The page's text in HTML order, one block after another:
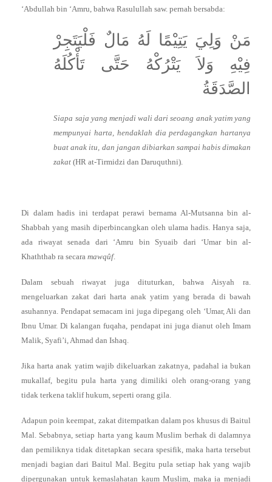
‘Abdullah bin ‘Amru, bahwa Rasulullah saw. pernah bersabda:
مَنْ وَلِيَ يَتِيْمًا لَهُ مَالٌ فَلْيَتَجِرْ
فِيْهِ وَلاَ يَتْرُكْهُ حَتَّى تَأْكُلَهُ
الصَّدَقَةُ
Siapa saja yang menjadi wali dari seoang anak yatim yang
mempunyai harta, hendaklah dia perdagangkan hartanya
buat anak itu, dan jangan dibiarkan sampai habis dimakan
zakat(HR at-Tirmidzi dan Daruquthni).
Di dalam hadis ini terdapat perawi bernama Al-Mutsanna bin al-
Shabbah yang masih diperbincangkan oleh ulama hadis. Hanya saja,
ada riwayat senada dari ‘Amru bin Syuaib dari ‘Umar bin al-
Khaththab ra secara mawqûf.
Dalam sebuah riwayat juga dituturkan, bahwa Aisyah ra.
mengeluarkan zakat dari harta anak yatim yang berada di bawah
asuhannya. Pendapat semacam ini juga dipegang oleh ‘Umar, Ali dan
Ibnu Umar. Di kalangan fuqaha, pendapat ini juga dianut oleh Imam
Malik, Syafi’i, Ahmad dan Ishaq.
Jika harta anak yatim wajib dikeluarkan zakatnya, padahal ia bukan
mukallaf, begitu pula harta yang dimiliki oleh orang-orang yang
tidak terkena taklif hukum, seperti orang gila.
Adapun poin keempat, zakat ditempatkan dalam pos khusus di Baitul
Mal. Sebabnya, setiap harta yang kaum Muslim berhak di dalamnya
dan pemiliknya tidak ditetapkan secara spesifik, maka harta tersebut
menjadi bagian dari Baitul Mal. Begitu pula setiap hak yang wajib
dipergunakan untuk kemaslahatan kaum Muslim, maka ia menjadi